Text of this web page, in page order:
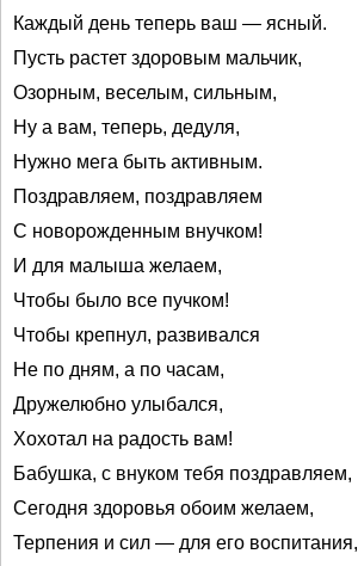
Каждый день теперь ваш — ясный.
Пусть растет здоровым мальчик,
Озорным, веселым, сильным,
Ну а вам, теперь, дедуля,
Нужно мега быть активным.
Поздравляем, поздравляем
С новорожденным внучком!
И для малыша желаем,
Чтобы было все пучком!
Чтобы крепнул, развивался
Не по дням, а по часам,
Дружелюбно улыбался,
Хохотал на радость вам!
Бабушка, с внуком тебя поздравляем,
Сегодня здоровья обоим желаем,
Терпения и сил — для его воспитания,